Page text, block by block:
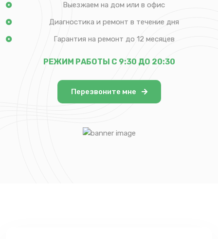
Выезжаем на дом или в офис
Диагностика и ремонт в течение дня
Гарантия на ремонт до 12 месяцев
РЕЖИМ РАБОТЫ С 9:30 ДО 20:30
Перезвоните мне